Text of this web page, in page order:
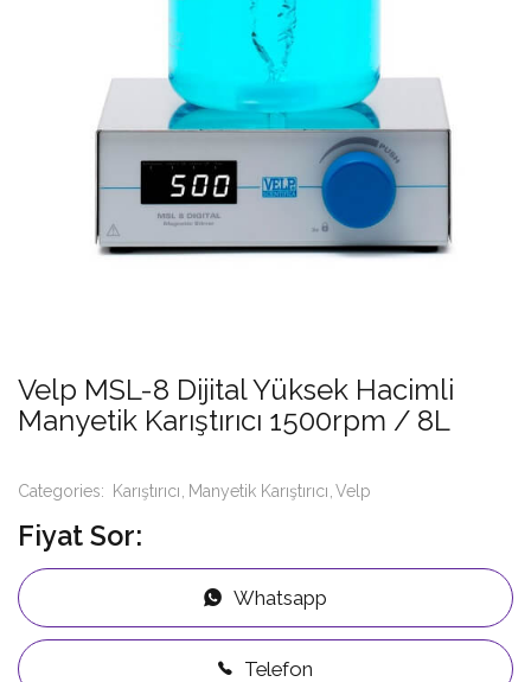
Velp MSL-8 Dijital Yüksek Hacimli
Manyetik Karıştırıcı 1500rpm / 8L
Categories: Karıştırıcı Manyetik Karıştırıcı Velp
Fiyat Sor:
Whatsapp
Telefon